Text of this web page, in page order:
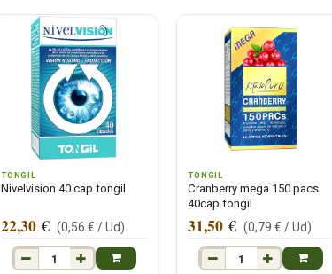
TONGIL
Nivelvision 40 cap tongil
22,30 € (0,56 € /Ud)
TONGIL
Cranberry mega 150 pacs
40cap tongil
31,50 € (0,79 € /Ud)